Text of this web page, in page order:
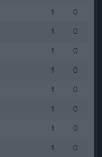
1
0
1
0
1
0
1
0
1
0
1
0
1
0
1
0